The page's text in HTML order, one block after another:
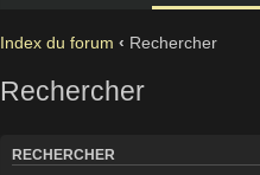
Index du forum ‹ Rechercher
Rechercher
RECHERCHER